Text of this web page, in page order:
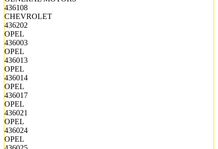
436108
CHEVROLET
436202
OPEL
436003
OPEL
436013
OPEL
436014
OPEL
436017
OPEL
436021
OPEL
436024
OPEL